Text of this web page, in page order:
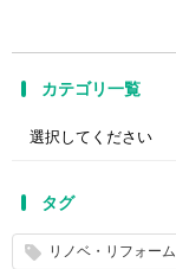
カテゴリ一覧
タグ
リノベ・リフォーム